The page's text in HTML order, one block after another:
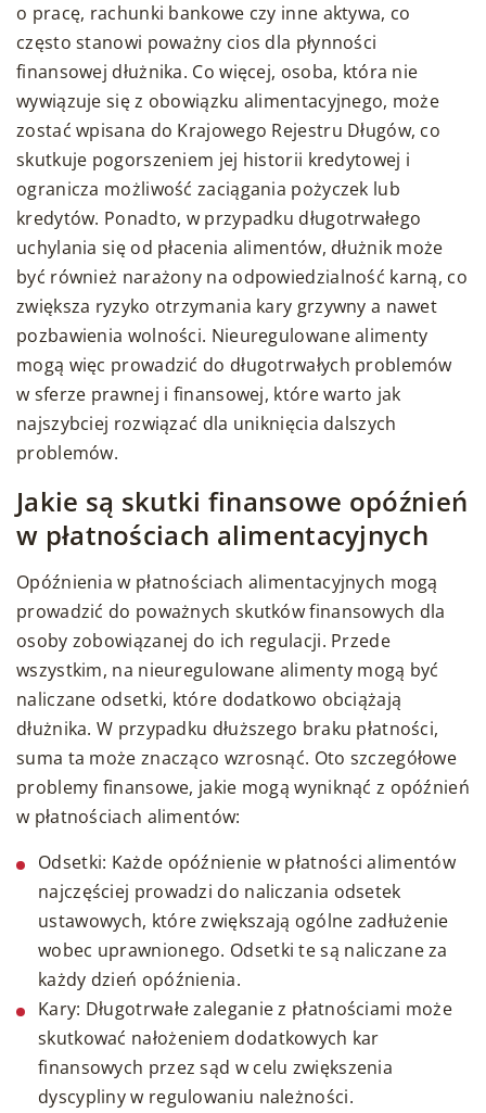
o pracę, rachunki bankowe czy inne aktywa, co
często stanowi poważny cios dla płynności
finansowej dłużnika. Co więcej, osoba, która nie
wywiązuje się z obowiązku alimentacyjnego, może
zostać wpisana do Krajowego Rejestru Długów, co
skutkuje pogorszeniem jej historii kredytowej i
ogranicza możliwość zaciągania pożyczek lub
kredytów. Ponadto, w przypadku długotrwałego
uchylania się od płacenia alimentów, dłużnik może
być również narażony na odpowiedzialność karną, co
zwiększa ryzyko otrzymania kary grzywny a nawet
pozbawienia wolności. Nieuregulowane alimenty
mogą więc prowadzić do długotrwałych problemów
w sferze prawnej i finansowej, które warto jak
najszybciej rozwiązać dla uniknięcia dalszych
problemów.
Jakie są skutki finansowe opóźnień
w płatnościach alimentacyjnych
Opóźnienia w płatnościach alimentacyjnych mogą
prowadzić do poważnych skutków finansowych dla
osoby zobowiązanej do ich regulacji. Przede
wszystkim, na nieuregulowane alimenty mogą być
naliczane odsetki, które dodatkowo obciążają
dłużnika. W przypadku dłuższego braku płatności,
suma ta może znacząco wzrosnąć. Oto szczegółowe
problemy finansowe, jakie mogą wyniknąć z opóźnień
w płatnościach alimentów:
Odsetki: Każde opóźnienie w płatności alimentów
najczęściej prowadzi do naliczania odsetek
ustawowych, które zwiększają ogólne zadłużenie
wobec uprawnionego. Odsetki te są naliczane za
każdy dzień opóźnienia.
Kary: Długotrwałe zaleganie z płatnościami może
skutkować nałożeniem dodatkowych kar
finansowych przez sąd w celu zwiększenia
dyscypliny w regulowaniu należności.